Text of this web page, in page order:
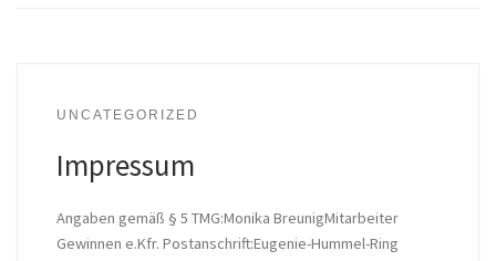
UNCATEGORIZED
Impressum
Angaben gemäß § 5 TMG:Monika BreunigMitarbeiter
Gewinnen e.Kfr. Postanschrift:Eugenie-Hummel-Ring